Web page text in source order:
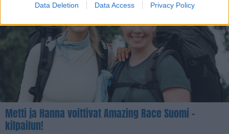
Data Deletion Data Access Privacy Policy
Metti ja Hanna voittivat Amazing Race Suomi -
kilpailun!